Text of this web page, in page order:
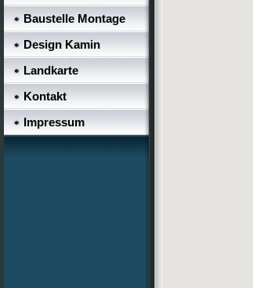
Baustelle Montage
Design Kamin
Landkarte
Kontakt
Impressum